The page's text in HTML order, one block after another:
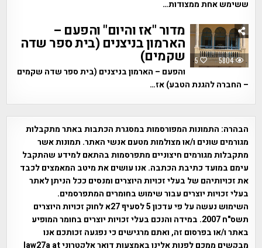
ששימש אחת ממצודות…
5 5804
מדור "אז והיום" והפעם –
הארמון בניצנים (בית ספר שדה
שקמים)
והפעם – הארמון בניצנים (בית ספר שדה שקמים
– החברה להגנת הטבע) אז…
הבהרה: התמונות המפורסמות במסגרת הכתבות באתר מתקבלות
מגורמים שונים ו/או מצולמות מטעם אנשי האתר. תמונות אשר
מתקבלות מגורמים חיצוניים מתפרסמות בהתאם למידע שהתקבל
עימם במועד כתיבת הכתבה. אנו עושים את מיטב המאמצים לכבד
את זכויותיהם של בעלי זכויות היוצרים ומנסים ככל הניתן לאתר
בעלי זכויות יוצרים עבור שימוש בחומרים המתפרסמים.
השימוש נעשה על פי עדכון 5 לסעיף 27א לחוק זכויות היוצרים
תשס"ח 2007. במידה והנכם בעלי זכויות יוצרים בחומר המופיע
באתר ו/או בפרסום זה, ואתם מרגישים כי נפגעה זכותכם אנו
מבקשים ממכם לפנות אלינו באמצעות דואר אלקטרוני law27a at